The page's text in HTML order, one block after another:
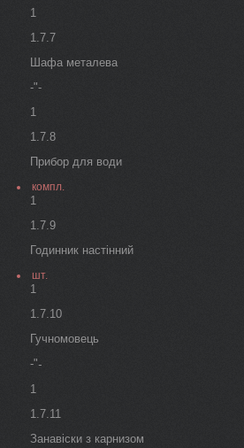
1
1.7.7
Шафа металева
-"-
1
1.7.8
Прибор для води
компл.
1
1.7.9
Годинник настінний
шт.
1
1.7.10
Гучномовець
-"-
1
1.7.11
Занавіски з карнизом